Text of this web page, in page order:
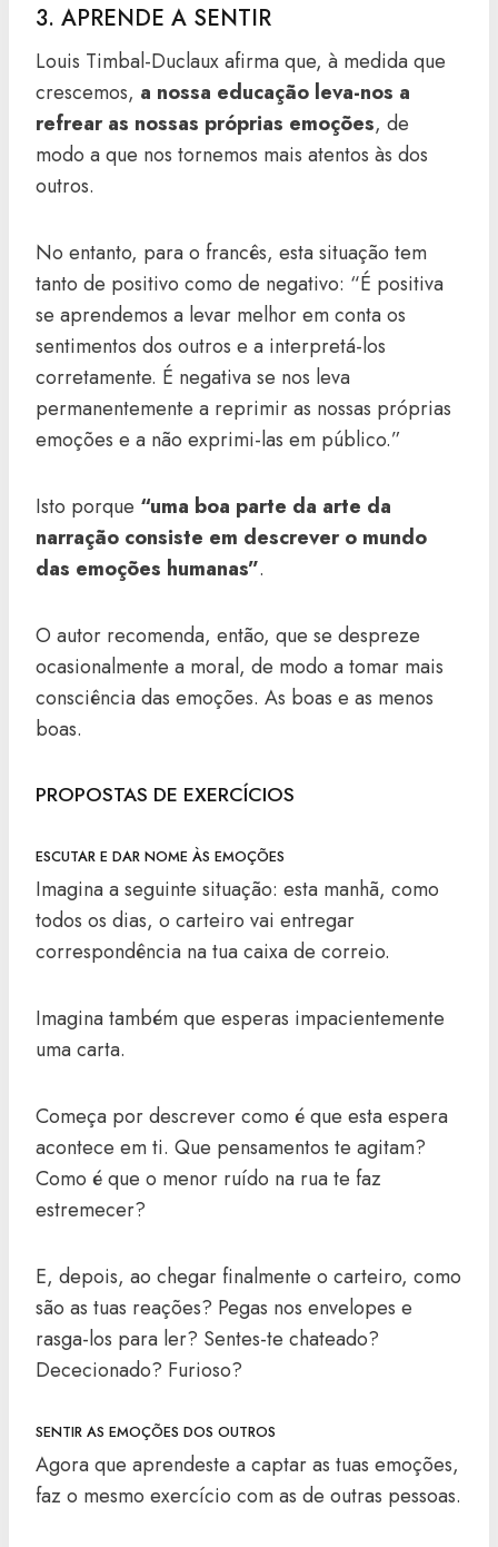
3. APRENDE A SENTIR
Louis Timbal-Duclaux afirma que, à medida que
crescemos, a nossa educação leva-nos a
refrear as nossas próprias emoções, de
modo a que nos tornemos mais atentos às dos
outros.
No entanto, para o francês, esta situação tem
tanto de positivo como de negativo: “É positiva
se aprendemos a levar melhor em conta os
sentimentos dos outros e a interpretá-los
corretamente. É negativa se nos leva
permanentemente a reprimir as nossas próprias
emoções e a não exprimi-las em público.”
Isto porque “uma boa parte da arte da
narração consiste em descrever o mundo
das emoções humanas”.
O autor recomenda, então, que se despreze
ocasionalmente a moral, de modo a tomar mais
consciência das emoções. As boas e as menos
boas.
PROPOSTAS DE EXERCÍCIOS
ESCUTAR E DAR NOME ÀS EMOÇÕES
Imagina a seguinte situação: esta manhã, como
todos os dias, o carteiro vai entregar
correspondência na tua caixa de correio.
Imagina também que esperas impacientemente
uma carta.
Começa por descrever como é que esta espera
acontece em ti. Que pensamentos te agitam?
Como é que o menor ruído na rua te faz
estremecer?
E, depois, ao chegar finalmente o carteiro, como
são as tuas reações? Pegas nos envelopes e
rasga-los para ler? Sentes-te chateado?
Dececionado? Furioso?
SENTIR AS EMOÇÕES DOS OUTROS
Agora que aprendeste a captar as tuas emoções,
faz o mesmo exercício com as de outras pessoas.